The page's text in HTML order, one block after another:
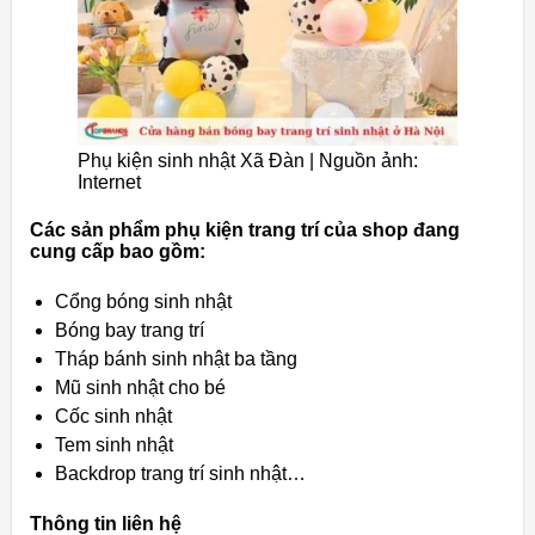
Phụ kiện sinh nhật Xã Đàn | Nguồn ảnh:
Internet
Các sản phẩm phụ kiện trang trí của shop đang
cung cấp bao gồm:
Cổng bóng sinh nhật
Bóng bay trang trí
Tháp bánh sinh nhật ba tầng
Mũ sinh nhật cho bé
Cốc sinh nhật
Tem sinh nhật
Backdrop trang trí sinh nhật…
Thông tin liên hệ